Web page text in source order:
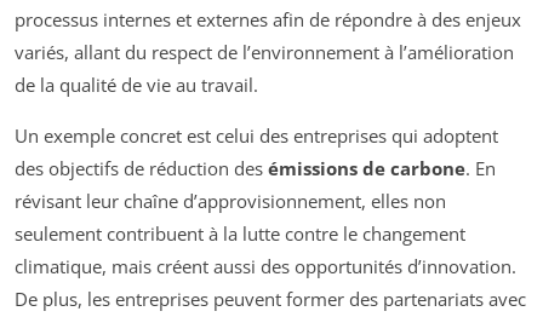
processus internes et externes afin de répondre à des enjeux
variés, allant du respect de l’environnement à l’amélioration
de la qualité de vie au travail.
Un exemple concret est celui des entreprises qui adoptent
des objectifs de réduction des émissions de carbone. En
révisant leur chaîne d’approvisionnement, elles non
seulement contribuent à la lutte contre le changement
climatique, mais créent aussi des opportunités d’innovation.
De plus, les entreprises peuvent former des partenariats avec